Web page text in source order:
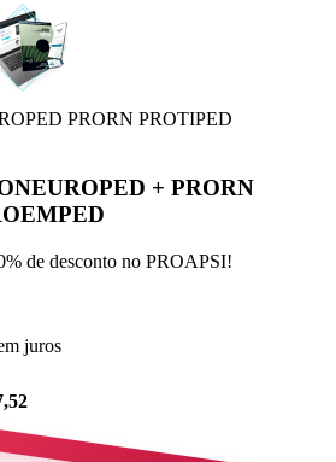
PRORN PROTIPED
+ PRORN
de desconto no PROAPSI!
juros